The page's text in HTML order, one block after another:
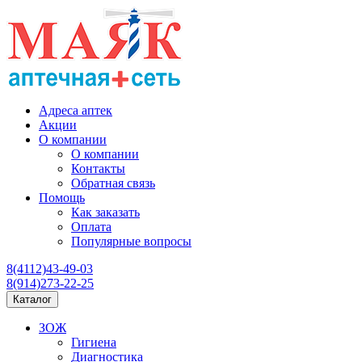
Адреса аптек
Акции
О компании
О компании
Контакты
Обратная связь
Помощь
Как заказать
Оплата
Популярные вопросы
8(4112)43-49-03
8(914)273-22-25
Каталог
ЗОЖ
Гигиена
Диагностика